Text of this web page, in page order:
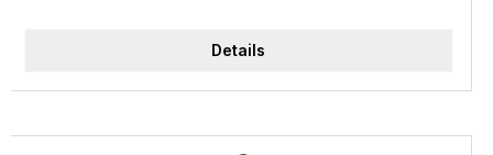
Details